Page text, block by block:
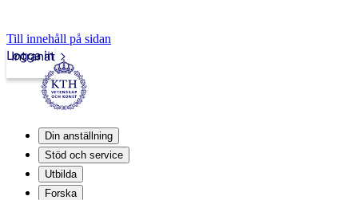
Till innehåll på sidan
Intranät
Logga in
Din anställning
Stöd och service
Utbilda
Forska